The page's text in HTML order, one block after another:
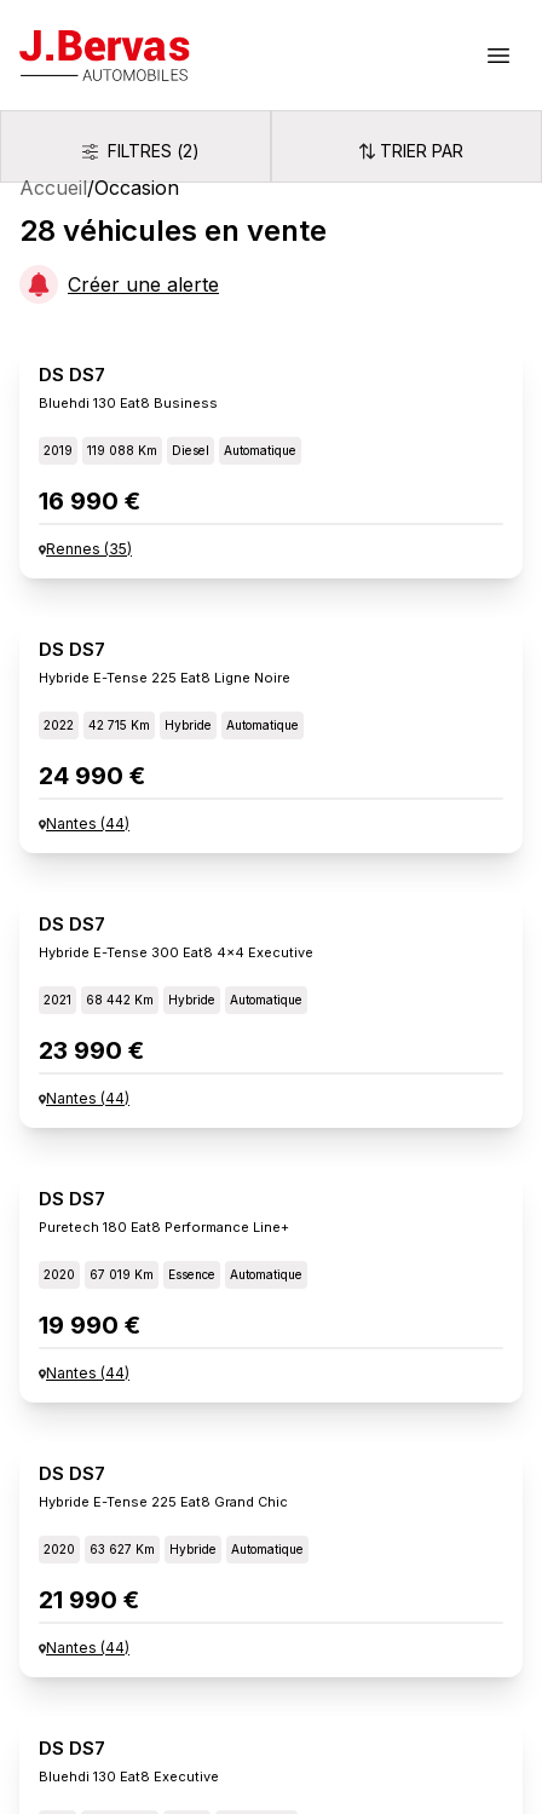
J.Bervas
FiltresFILTRES (2) Trier par
TRIER PAR
Accueil/Occasion
28 véhicules en vente
Créer une alerte
DS DS7
Bluehdi 130 Eat8 Business
2019 119 088 Km Diesel Automatique
16 990 €
Rennes (35)
DS DS7
Hybride E-Tense 225 Eat8 Ligne Noire
2022 42 715 Km Hybride Automatique
24 990 €
Nantes (44)
DS DS7
Hybride E-Tense 300 Eat8 4x4 Executive
2021 68 442 Km Hybride Automatique
23 990 €
Nantes (44)
DS DS7
Puretech 180 Eat8 Performance Line+
2020 67 019 Km Essence Automatique
19 990 €
Nantes (44)
DS DS7
Hybride E-Tense 225 Eat8 Grand Chic
2020 63 627 Km Hybride Automatique
21 990 €
Nantes (44)
DS DS7
Bluehdi 130 Eat8 Executive